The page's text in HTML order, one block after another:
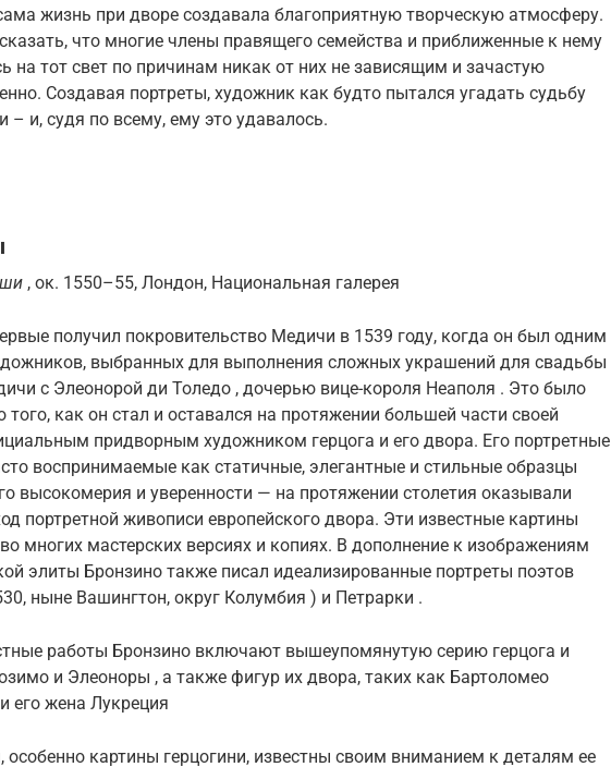
жизнь при дворе создавала благоприятную творческую атмосферу.
что многие члены правящего семейства и приближенные к нему
на тот свет по причинам никак от них не зависящим и зачастую
Создавая портреты, художник как будто пытался угадать судьбу
– и, судя по всему, ему это удавалось.
, ок. 1550–55, Лондон, Национальная галерея
получил покровительство Медичи в 1539 году, когда он был одним
выбранных для выполнения сложных украшений для свадьбы
с Элеонорой ди Толедо , дочерью вице-короля Неаполя . Это было
того, как он стал и оставался на протяжении большей части своей
придворным художником герцога и его двора. Его портретные
воспринимаемые как статичные, элегантные и стильные образцы
высокомерия и уверенности — на протяжении столетия оказывали
портретной живописи европейского двора. Эти известные картины
многих мастерских версиях и копиях. В дополнение к изображениям
элиты Бронзино также писал идеализированные портреты поэтов
ныне Вашингтон, округ Колумбия ) и Петрарки .
работы Бронзино включают вышеупомянутую серию герцога и
и Элеоноры , а также фигур их двора, таких как Бартоломео
его жена Лукреция
особенно картины герцогини, известны своим вниманием к деталям ее